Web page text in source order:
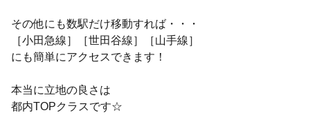
その他にも数駅だけ移動すれば・・・
［小田急線］［世田谷線］［山手線］
にも簡単にアクセスできます！
本当に立地の良さは
都内TOPクラスです☆